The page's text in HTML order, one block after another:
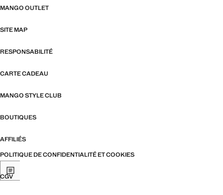
MANGO OUTLET
SITE MAP
RESPONSABILITÉ
CARTE CADEAU
MANGO STYLE CLUB
BOUTIQUES
AFFILIÉS
POLITIQUE DE CONFIDENTIALITÉ ET COOKIES
CGV